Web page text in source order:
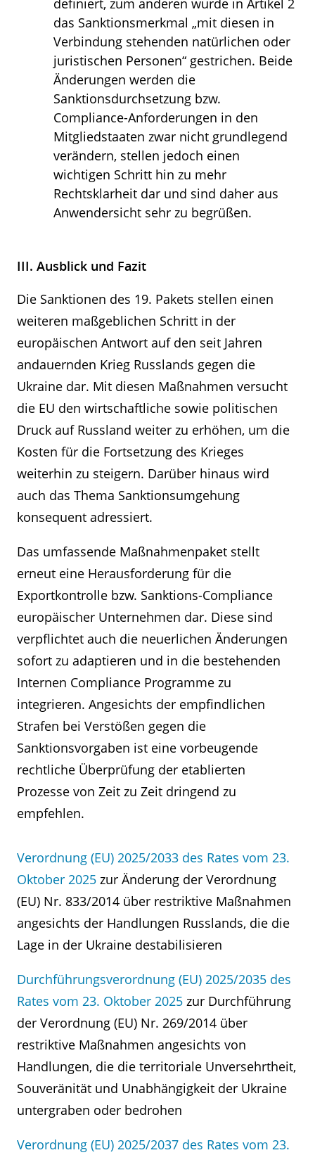
definiert, zum anderen wurde in Artikel 2
das Sanktionsmerkmal „mit diesen in
Verbindung stehenden natürlichen oder
juristischen Personen“ gestrichen. Beide
Änderungen werden die
Sanktionsdurchsetzung bzw.
Compliance-Anforderungen in den
Mitgliedstaaten zwar nicht grundlegend
verändern, stellen jedoch einen
wichtigen Schritt hin zu mehr
Rechtsklarheit dar und sind daher aus
Anwendersicht sehr zu begrüßen.
III. Ausblick und Fazit
Die Sanktionen des 19. Pakets stellen einen
weiteren maßgeblichen Schritt in der
europäischen Antwort auf den seit Jahren
andauernden Krieg Russlands gegen die
Ukraine dar. Mit diesen Maßnahmen versucht
die EU den wirtschaftliche sowie politischen
Druck auf Russland weiter zu erhöhen, um die
Kosten für die Fortsetzung des Krieges
weiterhin zu steigern. Darüber hinaus wird
auch das Thema Sanktionsumgehung
konsequent adressiert.
Das umfassende Maßnahmenpaket stellt
erneut eine Herausforderung für die
Exportkontrolle bzw. Sanktions-Compliance
europäischer Unternehmen dar. Diese sind
verpflichtet auch die neuerlichen Änderungen
sofort zu adaptieren und in die bestehenden
Internen Compliance Programme zu
integrieren. Angesichts der empfindlichen
Strafen bei Verstößen gegen die
Sanktionsvorgaben ist eine vorbeugende
rechtliche Überprüfung der etablierten
Prozesse von Zeit zu Zeit dringend zu
empfehlen.
Verordnung (EU) 2025/2033 des Rates vom 23.
Oktober 2025 zur Änderung der Verordnung
(EU) Nr. 833/2014 über restriktive Maßnahmen
angesichts der Handlungen Russlands, die die
Lage in der Ukraine destabilisieren
Durchführungsverordnung (EU) 2025/2035 des
Rates vom 23. Oktober 2025 zur Durchführung
der Verordnung (EU) Nr. 269/2014 über
restriktive Maßnahmen angesichts von
Handlungen, die die territoriale Unversehrtheit,
Souveränität und Unabhängigkeit der Ukraine
untergraben oder bedrohen
Verordnung (EU) 2025/2037 des Rates vom 23.